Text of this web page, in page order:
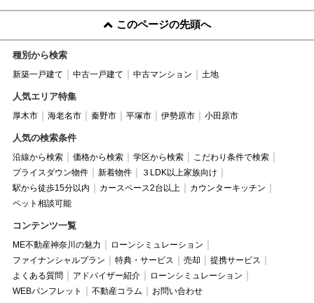
このページの先頭へ
種別から検索
新築一戸建て 中古一戸建て 中古マンション 土地
人気エリア特集
厚木市 海老名市 秦野市 平塚市 伊勢原市 小田原市
人気の検索条件
沿線から検索 価格から検索 学区から検索
こだわり条件で検索
プライスダウン物件
新着物件
３LDK以上家族向け
駅から徒歩15分以内
カースペース2台以上
カウンターキッチン
ペット相談可能
コンテンツ一覧
ME不動産神奈川の魅力
ローンシミュレーション
ファイナンシャルプラン
特典・サービス 売却
提携サービス
よくある質問
アドバイザー紹介
ローンシミュレーション
WEBパンフレット
不動産コラム お問い合わせ